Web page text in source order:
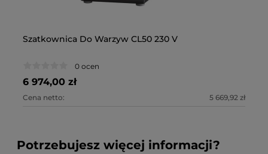
Szatkownica Do Warzyw CL50 230 V
0 ocen
6 974,00 zł
Cena netto: 5 669,92 zł
Potrzebujesz więcej informacji?